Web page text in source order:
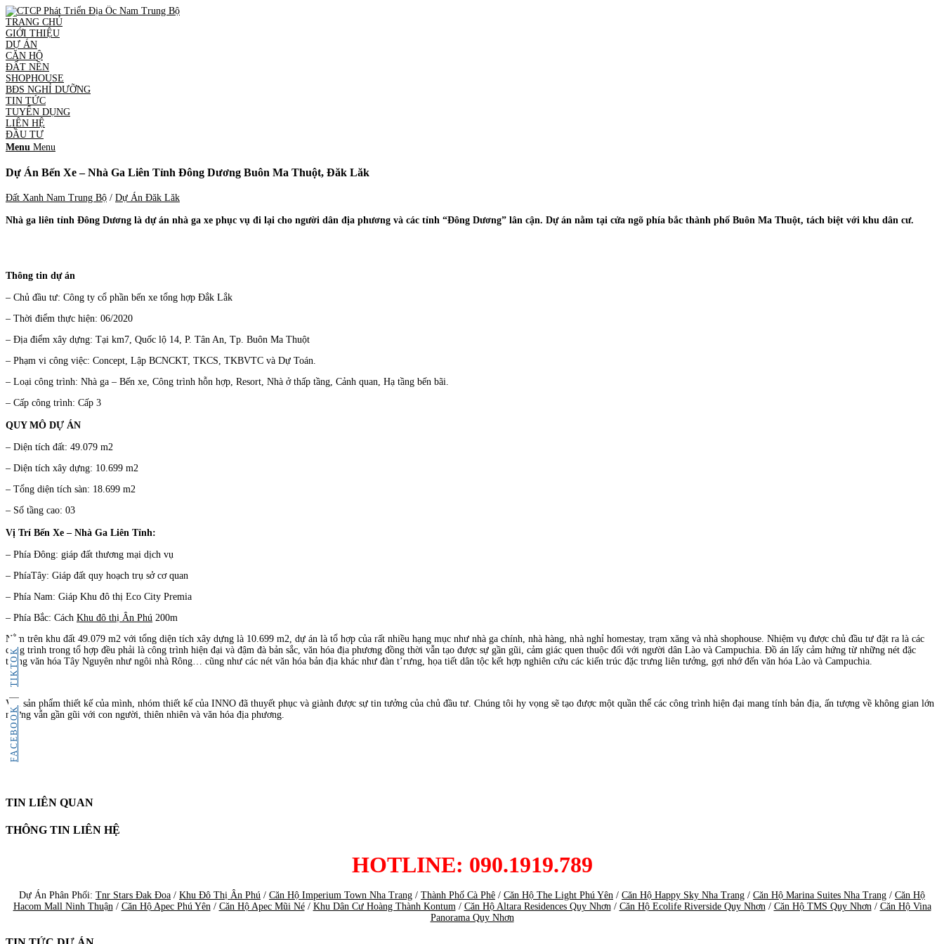
FACEBOOK
TIKTOK
TRANG CHỦ
GIỚI THIỆU
DỰ ÁN
CĂN HỘ
ĐẤT NỀN
SHOPHOUSE
BĐS NGHỈ DƯỠNG
TIN TỨC
TUYỂN DỤNG
LIÊN HỆ
ĐẦU TƯ
Menu Menu
Dự Án Bến Xe – Nhà Ga Liên Tỉnh Đông Dương Buôn Ma Thuột, Đăk Lăk
Đất Xanh Nam Trung Bộ / Dự Án Đăk Lăk
Nhà ga liên tỉnh Đông Dương là dự án nhà ga xe phục vụ đi lại cho người dân địa phương và các tỉnh “Đông Dương” lân cận. Dự án nằm tại cửa ngõ phía bắc thành phố Buôn Ma Thuột, tách biệt với khu dân cư.
Thông tin dự án
– Chủ đầu tư: Công ty cổ phần bến xe tổng hợp Đắk Lắk
– Thời điểm thực hiện: 06/2020
– Địa điểm xây dựng: Tại km7, Quốc lộ 14, P. Tân An, Tp. Buôn Ma Thuột
– Phạm vi công việc: Concept, Lập BCNCKT, TKCS, TKBVTC và Dự Toán.
– Loại công trình: Nhà ga – Bến xe, Công trình hỗn hợp, Resort, Nhà ở thấp tầng, Cảnh quan, Hạ tầng bến bãi.
– Cấp công trình: Cấp 3
QUY MÔ DỰ ÁN
– Diện tích đất: 49.079 m2
– Diện tích xây dựng: 10.699 m2
– Tổng diện tích sàn: 18.699 m2
– Số tầng cao: 03
Vị Trí Bến Xe – Nhà Ga Liên Tỉnh:
– Phía Đông: giáp đất thương mại dịch vụ
– PhíaTây: Giáp đất quy hoạch trụ sở cơ quan
– Phía Nam: Giáp Khu đô thị Eco City Premia
– Phía Bắc: Cách Khu đô thị Ân Phú 200m
Nằm trên khu đất 49.079 m2 với tổng diện tích xây dựng là 10.699 m2, dự án là tổ hợp của rất nhiều hạng mục như nhà ga chính, nhà hàng, nhà nghỉ homestay, trạm xăng và nhà shophouse. Nhiệm vụ được chủ đầu tư đặt ra là các
công trình trong tổ hợp đều phải là công trình hiện đại và đậm đà bản sắc, văn hóa địa phương đồng thời vẫn tạo được sự gần gũi, cảm giác quen thuộc đối với người dân Lào và Campuchia. Đồ án lấy cảm hứng từ những nét đặc
trưng văn hóa Tây Nguyên như ngôi nhà Rông… cũng như các nét văn hóa bản địa khác như đàn t’rưng, họa tiết dân tộc kết hợp nghiên cứu các kiến trúc đặc trưng liên tưởng, gợi nhớ đến văn hóa Lào và Campuchia.
Với sản phẩm thiết kế của mình, nhóm thiết kế của INNO đã thuyết phục và giành được sự tin tưởng của chủ đầu tư. Chúng tôi hy vọng sẽ tạo được một quần thể các công trình hiện đại mang tính bản địa, ấn tượng về không gian lớn
nhưng vẫn gần gũi với con người, thiên nhiên và văn hóa địa phương.
TIN LIÊN QUAN
THÔNG TIN LIÊN HỆ
HOTLINE: 090.1919.789
Dự Án Phân Phối: Tnr Stars Đak Đoa / Khu Đô Thị Ân Phú / Căn Hộ Imperium Town Nha Trang / Thành Phố Cà Phê / Căn Hộ The Light Phú Yên / Căn Hộ Happy Sky Nha Trang / Căn Hộ Marina Suites Nha Trang / Căn Hộ
Hacom Mall Ninh Thuận / Căn Hộ Apec Phú Yên / Căn Hộ Apec Mũi Né/ Khu Dân Cư Hoàng Thành Kontum / Căn Hộ Altara Residences Quy Nhơn / Căn Hộ Ecolife Riverside Quy Nhơn / Căn Hộ TMS Quy Nhơn / Căn Hộ Vina
Panorama Quy Nhơn